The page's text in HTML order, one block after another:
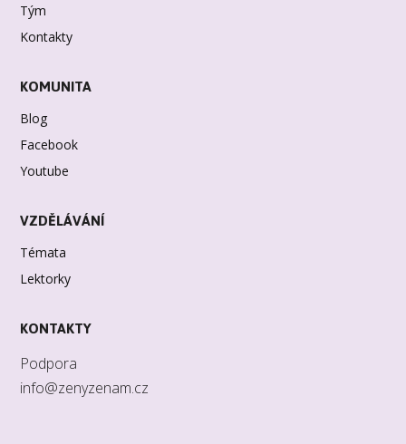
Tým
Kontakty
KOMUNITA
Blog
Facebook
Youtube
VZDĚLÁVÁNÍ
Témata
Lektorky
KONTAKTY
Podpora
info@zenyzenam.cz